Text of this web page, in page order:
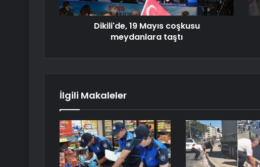
Dikili'de, 19 Mayıs coşkusu
meydanlara taştı
İlgili Makaleler